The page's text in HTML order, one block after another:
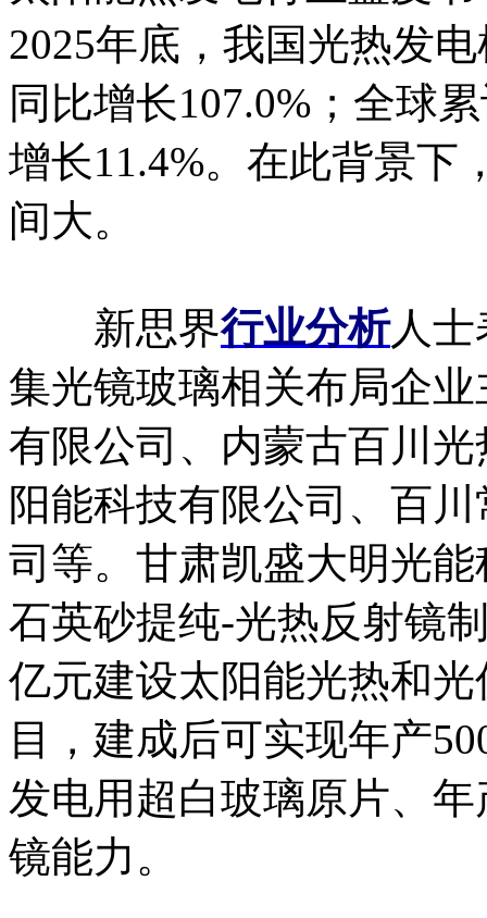
2025年底，我国光热发
同比增长107.0%；全球
增长11.4%。在此背景下
间大。
新思界行业分析人士
集光镜玻璃相关布局企
有限公司、内蒙古百川
阳能科技有限公司、百
司等。甘肃凯盛大明光
石英砂提纯-光热反射镜
亿元建设太阳能光热和
目，建成后可实现年产
发电用超白玻璃原片、
镜能力。